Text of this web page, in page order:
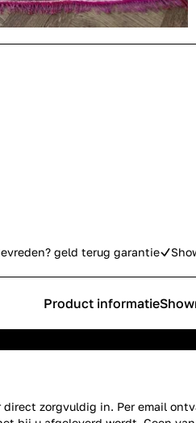
geld terug garantie
Product informatie
zorgvuldig in. Per email